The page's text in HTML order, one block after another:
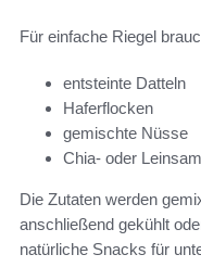
Für einfache Riegel
entsteinte Datteln
Haferflocken
gemischte Nüsse
Chia- oder
Die Zutaten werden
anschließend gekühlt
natürliche Snacks für